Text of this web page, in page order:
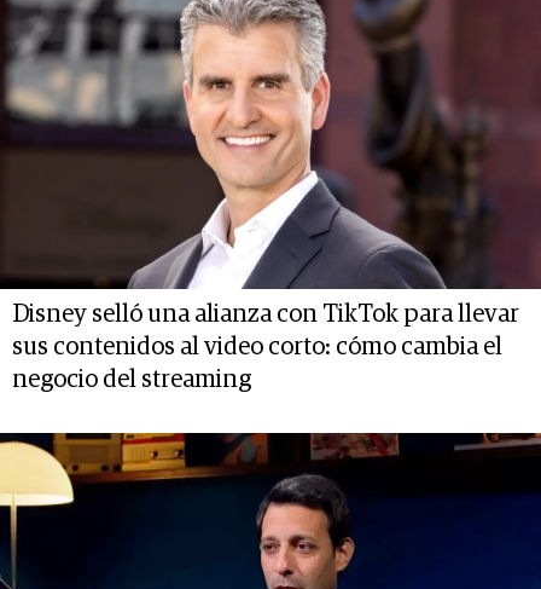
Disney selló una alianza con TikTok para llevar
sus contenidos al video corto: cómo cambia el
negocio del streaming